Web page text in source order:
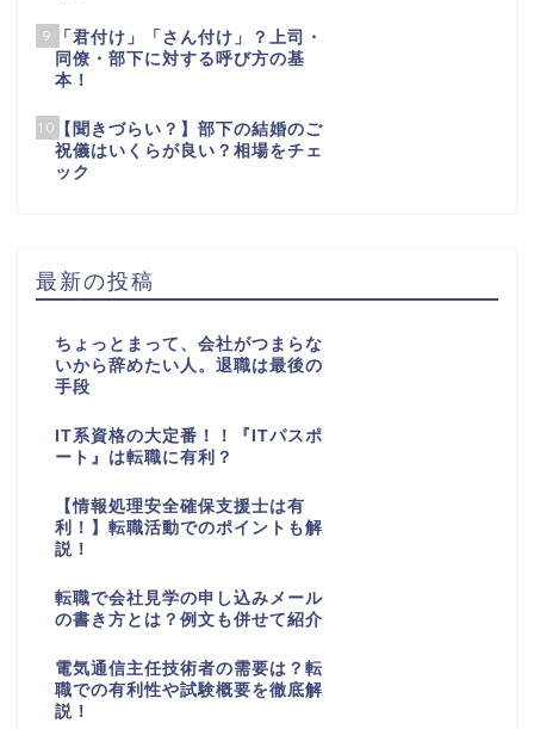
9
「君付け」「さん付け」？上司・
同僚・部下に対する呼び方の基
本！
10 【聞きづらい？】部下の結婚のご
祝儀はいくらが良い？相場をチェ
ック
最新の投稿
ちょっとまって、会社がつまらな
いから辞めたい人。退職は最後の
手段
IT系資格の大定番！！『ITパスポ
ート』は転職に有利？
【情報処理安全確保支援士は有
利！】転職活動でのポイントも解
説！
転職で会社見学の申し込みメール
の書き方とは？例文も併せて紹介
電気通信主任技術者の需要は？転
職での有利性や試験概要を徹底解
説！